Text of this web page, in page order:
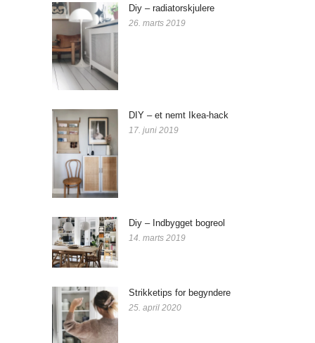
Diy – radiatorskjulere
26. marts 2019
DIY – et nemt Ikea-hack
17. juni 2019
Diy – Indbygget bogreol
14. marts 2019
Strikketips for begyndere
25. april 2020